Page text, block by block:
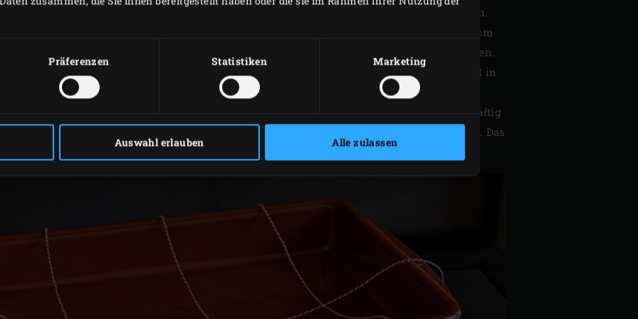
Präferenzen Statistiken Marketing
Auswahl erlauben Alle zulassen
abbrechen und die Kappen halbieren. Die Tomaten in grobe Stücke schneiden.
grobe Stücke schneiden. Den Hals des Flaschenkürbis schälen und den Pulp in etwa 2 cm
grünen Spargels von den harten Enden befreien und in ca. 7 cm lange Stücke schneiden.
in feine Scheibchen schneiden. Die Süsskartoffel schälen und längs vierteln. Die Viertel in
Blumenkohl in Röschen teilen.
ausgelegte Auflaufform geben und mit Olivenöl beträufeln. Mit Salz und Pfeffer kräftig
Das Backpapier über dem Gemüse zusammenfalten, aber nicht ganz verschliessen. Das